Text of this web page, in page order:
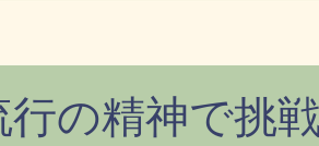
行の精神で挑